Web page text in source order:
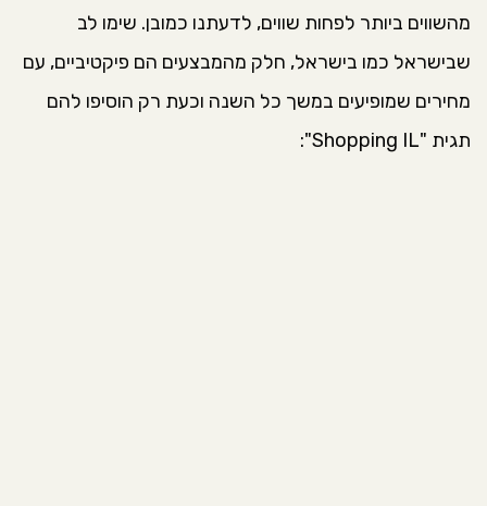
מהשווים ביותר לפחות שווים, לדעתנו כמובן. שימו לב
שבישראל כמו בישראל, חלק מהמבצעים הם פיקטיביים, עם
מחירים שמופיעים במשך כל השנה וכעת רק הוסיפו להם
תגית "Shopping IL":